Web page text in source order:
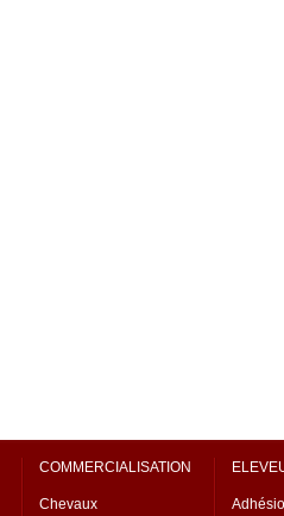
COMMERCIALISATION
Chevaux